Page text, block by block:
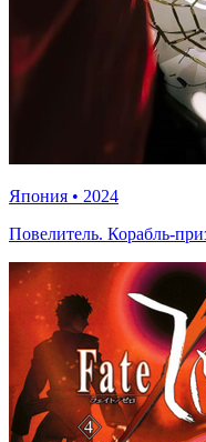
Япония • 2024
Повелитель. Корабль-